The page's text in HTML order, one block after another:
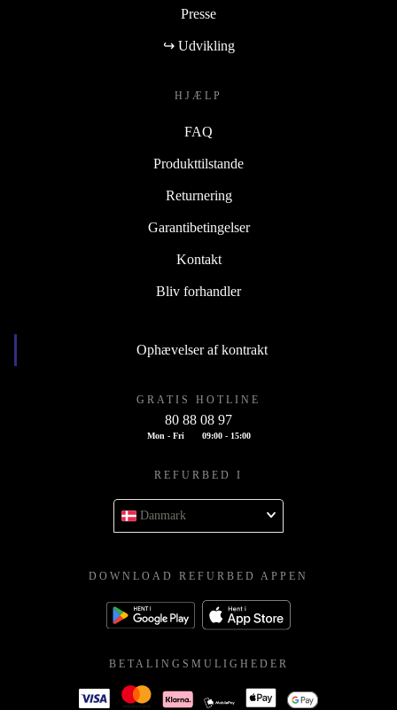
Presse
↪ Udvikling
HJÆLP
FAQ
Produkttilstande
Returnering
Garantibetingelser
Kontakt
Bliv forhandler
Ophævelser af kontrakt
GRATIS HOTLINE
80 88 08 97
Mon - Fri 09:00 - 15:00
REFURBED I
Danmark
DOWNLOAD REFURBED APPEN
BETALINGSMULIGHEDER